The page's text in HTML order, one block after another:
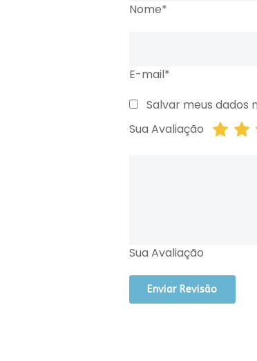
Nome*
E-mail*
Salvar meus dados
Sua Avaliação
Sua Avaliação